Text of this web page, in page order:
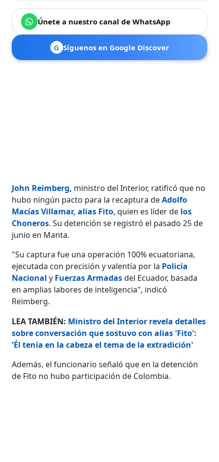
Únete a nuestro canal de WhatsApp
G Síguenos en Google Discover
John Reimberg, ministro del Interior, ratificó que no
hubo ningún pacto para la recaptura deAdolfo
Macías Villamar, alias Fito, quien es líder de los
Choneros. Su detención se registró el pasado 25 de
junio en Manta.
"Su captura fue una operación 100% ecuatoriana,
ejecutada con precisión y valentía por la Policía
Nacional y Fuerzas Armadasdel Ecuador, basada
en amplias labores de inteligencia", indicó
Reimberg.
LEA TAMBIÉN: Ministro del Interior revela detalles
sobre conversación que sostuvo con alias 'Fito':
'Él tenía en la cabeza el tema de la extradición'
Además, el funcionario señaló que en la detención
de Fito no hubo participación de Colombia.